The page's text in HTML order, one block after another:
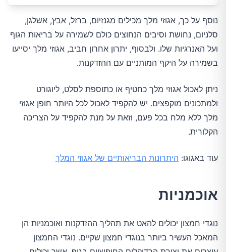
נוסף על כך, אגוזי מלך מכילים מגנזיום, ברזל, אבץ, אשלגן,
סלניום, נחושת וסיבים הנחוצים כולם לשמירה על בריאות הגוף
ועל האנרגיות שלו. ולבסוף, יתרון אחרון חביב, אגוזי מלך יסייעו
בשמירה על היקף המותניים עם ההזדקנות.
ניתן לאכול אגוזי מלך כחטיף או כתוספת לסלט, ליוגורט
ולמתכונים מוקפצים. יש להקפיד לאכול לכל היותר חופן אגוזי
מלך ללא מלח בכל פעם, וזאת על מנת להקפיד על הצריכה
הקלורית.
עוד באגוגו: היתרונות הבריאותיים של אגוזי המלך
אוכמניות
נוגדי חמצון יכולים להאט את תהליך ההזדקנות ואוכמניות הן
המאכל העשיר ביותר בנוגדי חמצון שקיים. נוגדי החמצון